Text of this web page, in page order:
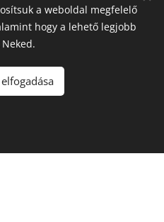
a weboldal megfelelő
hogy a lehető legjobb